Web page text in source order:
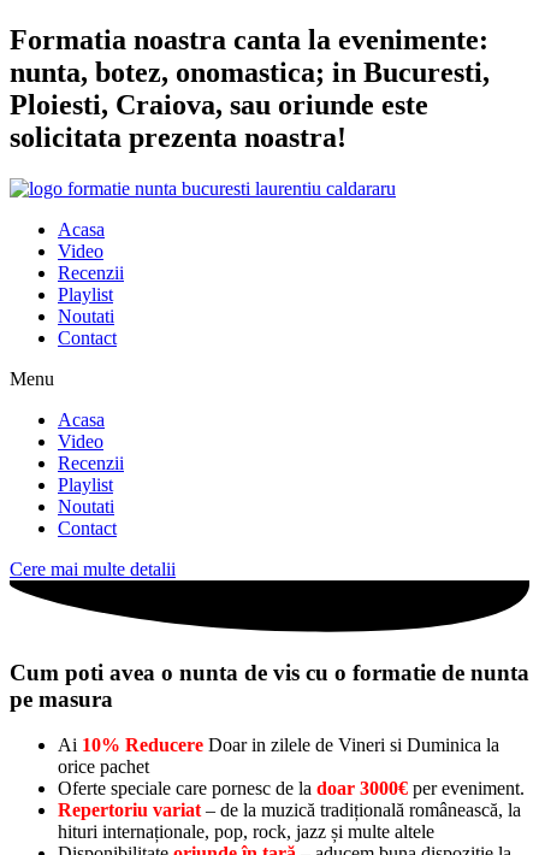
Sari
la
conținut
Formatia noastra canta la evenimente:
nunta, botez, onomastica; in Bucuresti,
Ploiesti, Craiova, sau oriunde este
solicitata prezenta noastra!
Acasa
Video
Recenzii
Playlist
Noutati
Contact
Menu
Acasa
Video
Recenzii
Playlist
Noutati
Contact
Cere mai multe detalii
Cum poti avea o nunta de vis cu o formatie de nunta
pe masura
Ai 10% Reducere Doar in zilele de Vineri si Duminica la
orice pachet
Oferte speciale care pornesc de la doar 3000€ per eveniment.
Repertoriu variat– de la muzică tradițională românească, la
hituri internaționale, pop, rock, jazz și multe altele